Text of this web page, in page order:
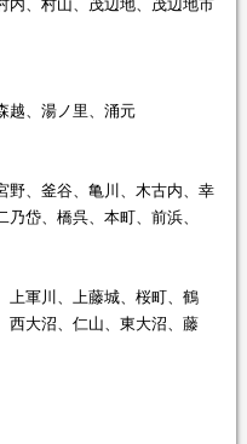
内、村山、茂辺地、茂辺地市
越、湯ノ里、涌元
野、釜谷、亀川、木古内、幸
岱、橋呉、本町、前浜、
上軍川、上藤城、桜町、鶴
西大沼、仁山、東大沼、藤